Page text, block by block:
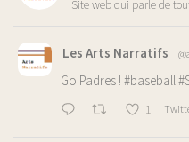
Site web qui parle de
Les Arts Narratifs
Go Padres ! #baseball
1